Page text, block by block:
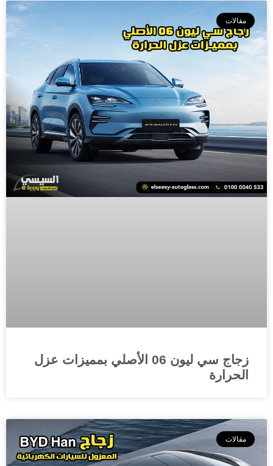
مقالات
زجاج سي ليون 06 الأصلي بمميزات عزل
الحرارة
مقالات